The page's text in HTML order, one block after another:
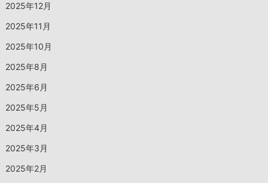
2025年12月
2025年11月
2025年10月
2025年8月
2025年6月
2025年5月
2025年4月
2025年3月
2025年2月